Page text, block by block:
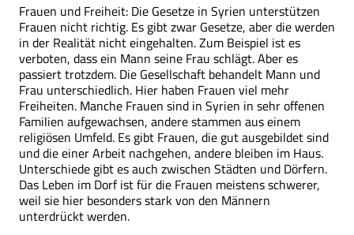
Frauen und Freiheit: Die Gesetze in Syrien unterstützen
Frauen nicht richtig. Es gibt zwar Gesetze, aber die werden
in der Realität nicht eingehalten. Zum Beispiel ist es
verboten, dass ein Mann seine Frau schlägt. Aber es
passiert trotzdem. Die Gesellschaft behandelt Mann und
Frau unterschiedlich. Hier haben Frauen viel mehr
Freiheiten. Manche Frauen sind in Syrien in sehr offenen
Familien aufgewachsen, andere stammen aus einem
religiösen Umfeld. Es gibt Frauen, die gut ausgebildet sind
und die einer Arbeit nachgehen, andere bleiben im Haus.
Unterschiede gibt es auch zwischen Städten und Dörfern.
Das Leben im Dorf ist für die Frauen meistens schwerer,
weil sie hier besonders stark von den Männern
unterdrückt werden.